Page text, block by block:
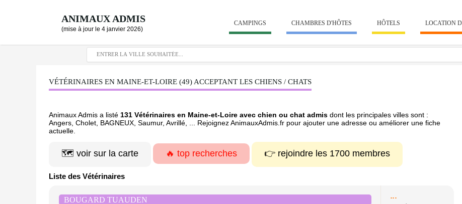
ANIMAUX ADMIS
(mise à jour le 4 janvier 2026)
CAMPINGS CHAMBRES D'HÔTES HÔTELS LOCATION
VÉTÉRINAIRES EN MAINE-ET-LOIRE (49) ACCEPTANT LES CHIENS / CHATS
Animaux Admis a listé 131 Vétérinaires en Maine-et-Loire avec chien ou chat admis dont les principales villes sont :
Angers, Cholet, BAGNEUX, Saumur, Avrillé, ... Rejoignez AnimauxAdmis.fr pour ajouter une adresse ou améliorer une fiche
actuelle.
🗺️ voir sur la carte 🔥 top recherches 👉 rejoindre les 1700 membres
Liste des Vétérinaires
BOUGARD TUAUDEN ...